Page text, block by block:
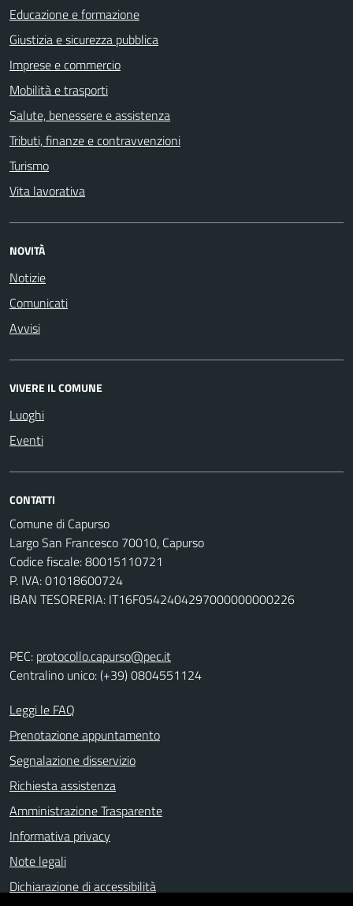
Educazione e formazione
Giustizia e sicurezza pubblica
Imprese e commercio
Mobilità e trasporti
Salute, benessere e assistenza
Tributi, finanze e contravvenzioni
Turismo
Vita lavorativa
NOVITÀ
Notizie
Comunicati
Avvisi
VIVERE IL COMUNE
Luoghi
Eventi
CONTATTI
Comune di Capurso
Largo San Francesco 70010, Capurso
Codice fiscale: 80015110721
P. IVA: 01018600724
IBAN TESORERIA: IT16F0542404297000000000226
PEC: protocollo.capurso@pec.it
Centralino unico: (+39) 0804551124
Leggi le FAQ
Prenotazione appuntamento
Segnalazione disservizio
Richiesta assistenza
Amministrazione Trasparente
Informativa privacy
Note legali
Dichiarazione di accessibilità